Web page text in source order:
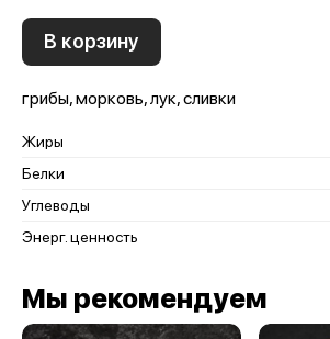
В корзину
грибы, морковь, лук, сливки
Жиры
Белки
Углеводы
Энерг. ценность
Мы рекомендуем